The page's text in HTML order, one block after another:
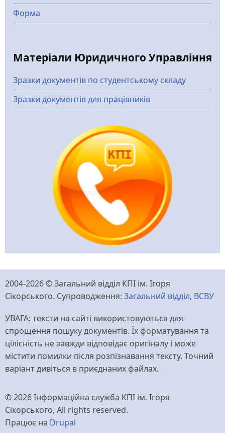
Форма
Матеріали Юридичного Управління
Зразки документів по студентському складу
Зразки документів для працівників
2004-2026 © Загальний відділ КПІ ім. Ігоря
Сікорського. Супроводження: Загальний відділ, ВСВУ
УВАГА: тексти на сайті використовуються для
спрощення пошуку документів. Їх форматування та
цілісність не завжди відповідає оригіналу і може
містити помилки після розпізнавання тексту. Точний
варіант дивіться в приєднаних файлах.
© 2026 Інформаційна служба КПІ ім. Ігоря
Сікорського, All rights reserved.
Працює на Drupal